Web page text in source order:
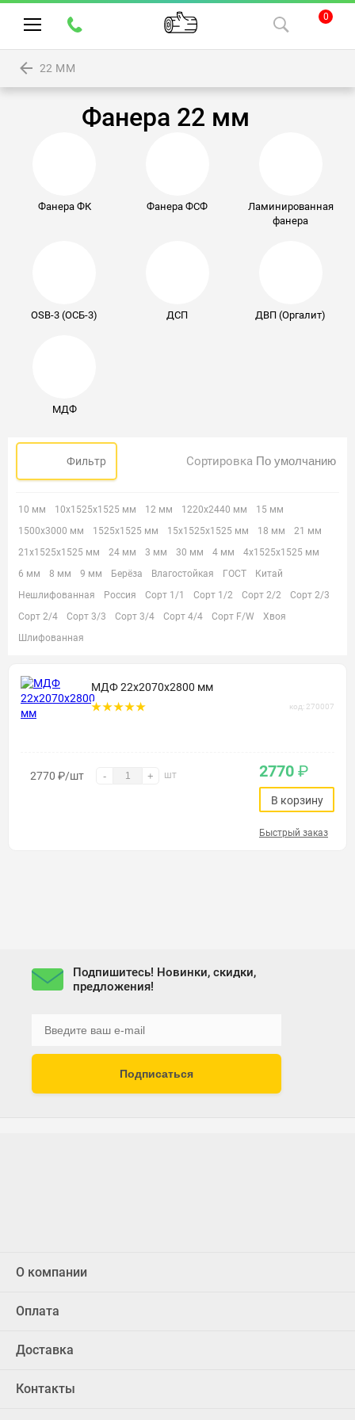
0
22 ММ
Фанера 22 мм
Фанера ФК Фанера ФСФ
Ламинированная
фанера
OSB-3 (ОСБ-3) ДСП ДВП (Оргалит)
МДФ
Фильтр Сортировка
10 мм 10х1525х1525 мм 12 мм 1220х2440 мм
15 мм
1500х3000 мм
1525х1525 мм 15х1525х1525 мм 18 мм
21 мм
21х1525х1525 мм
24 мм 3 мм 30 мм 4 мм
4х1525х1525 мм
6 мм
8 мм 9 мм Берёза Влагостойкая ГОСТ
Китай
Нешлифованная
Россия Сорт 1/1 Сорт 1/2 Сорт 2/2
Сорт 2/3
Сорт 2/4
Сорт 3/3 Сорт 3/4 Сорт 4/4 Сорт F/W
Хвоя
Шлифованная
МДФ 22х2070х2800 мм
код: 270007
2770 ₽/шт - + шт 2770 ₽
В корзину
Быстрый заказ
Подпишитесь! Новинки, скидки,
предложения!
Подписаться
О компании
Оплата
Доставка
Контакты